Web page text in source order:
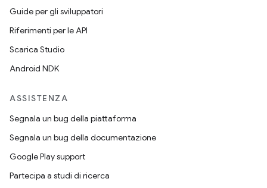
Guide per gli sviluppatori
Riferimenti per le API
Scarica Studio
Android NDK
ASSISTENZA
Segnala un bug della piattaforma
Segnala un bug della documentazione
Google Play support
Partecipa a studi di ricerca